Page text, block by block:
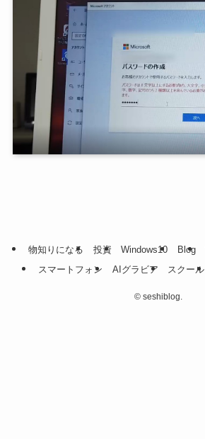
物知りになる 投資 Windows10 Blog
スマートフォン
AIグラビア スクール
© seshiblog.